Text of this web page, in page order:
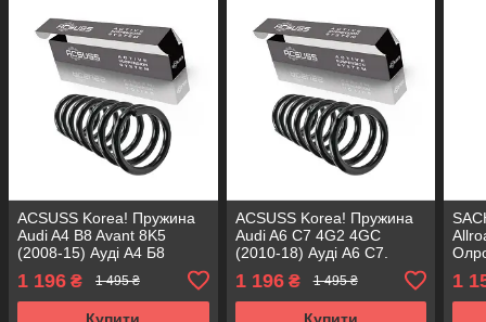
ACSUSS Korea! Пружина
Audi A4 B8 Avant 8K5
(2008-15) Ауді А4 Б8
Авант. Передня. 4004289 ,
RA3798 , 993124. Аксусс
Корея
1 196 ₴ 1 495 ₴
ACSUSS Korea! Пружина
Audi A6 C7 4G2 4GC
(2010-18) Ауді А6 С7.
RA3798 , 993124. Аксусс
Корея
1 196₴ 1 495 ₴ 1